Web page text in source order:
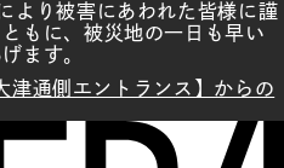
より被害にあわれた皆様に謹
もに、被災地の一日も早い
ます。
通側エントランス】からの